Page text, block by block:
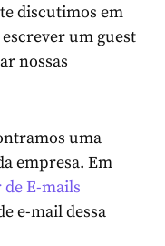
discutimos em
um guest
nossas
uma
empresa. Em
E-mails
e-mail dessa